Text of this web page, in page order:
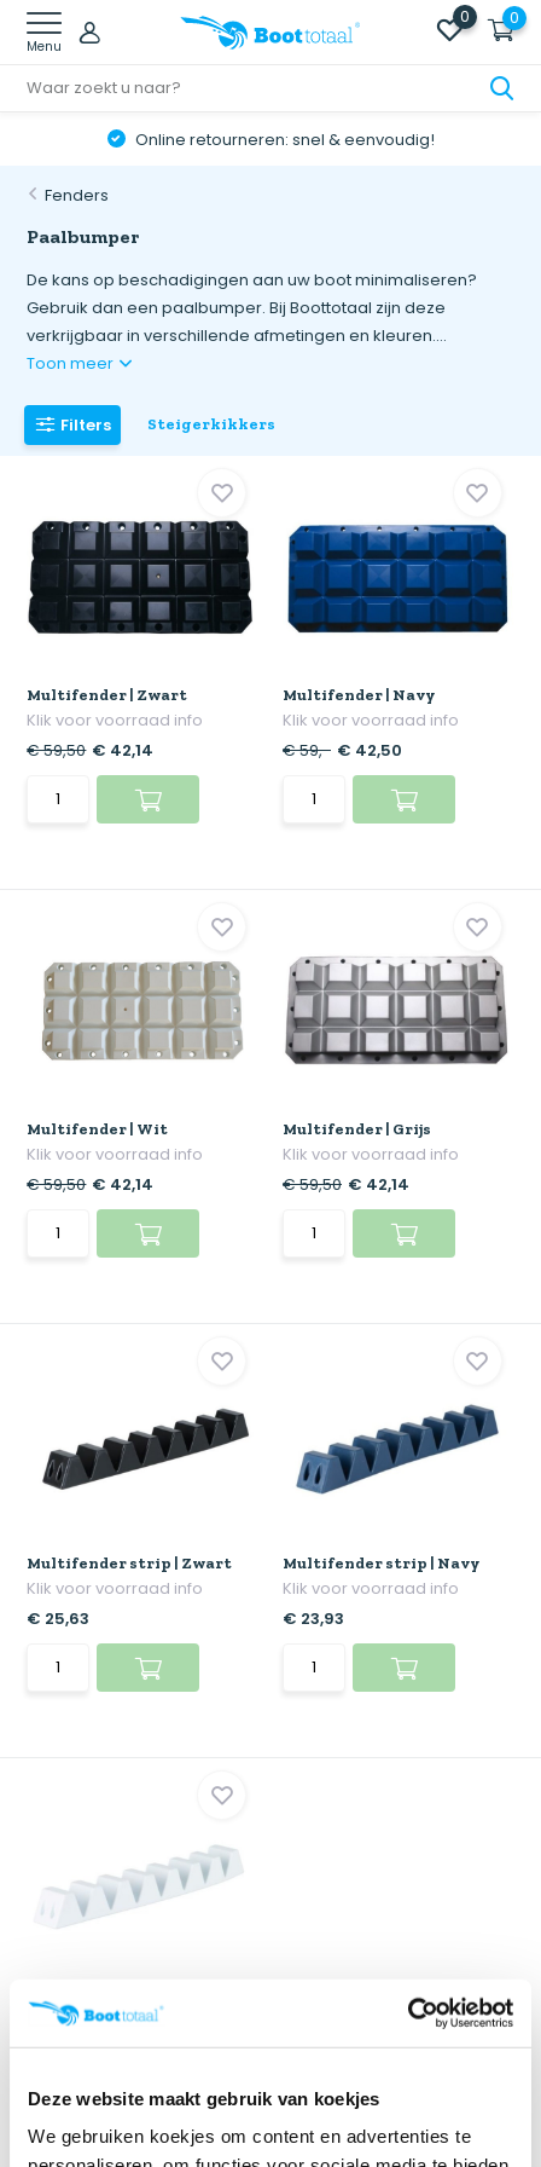
Deze website maakt gebruik van koekjes
We gebruiken koekjes om content en advertenties te
Menu
0 0
Online retourneren: snel & eenvoudig!
Fenders
Paalbumper
De kans op beschadigingen aan uw boot minimaliseren?
Gebruik dan een paalbumper. Bij Boottotaal zijn deze
verkrijgbaar in verschillende afmetingen en kleuren....
Toon meer
Filters Steigerkikkers
Multifender | Zwart
Klik voor voorraad info
€ 59,50 € 42,14
Multifender | Navy
Klik voor voorraad info
€ 59,- € 42,50
Multifender | Wit
Klik voor voorraad info
€ 59,50 € 42,14
Multifender | Grijs
Klik voor voorraad info
€ 59,50 € 42,14
Multifender strip | Zwart
Klik voor voorraad info
€ 25,63
Multifender strip | Navy
Klik voor voorraad info
€ 23,93
Multifender strip | Wit
Klik voor voorraad info
€ 23,90 € 23,23